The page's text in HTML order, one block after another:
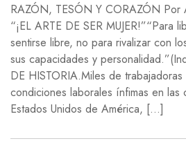
RAZÓN, TESÓN Y CORAZÓN Por
“¡EL ARTE DE SER MUJER!”“Para
sentirse libre, no para rivalizar con
sus capacidades y
DE HISTORIA.Miles de
condiciones laborales ínfimas en las
Estados Unidos de América, […]